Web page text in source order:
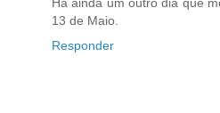
13 de Maio.
Responder